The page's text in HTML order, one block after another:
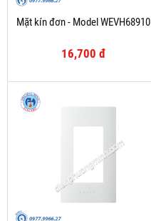
Mặt kín đơn - Model WEVH68910
16,700 đ